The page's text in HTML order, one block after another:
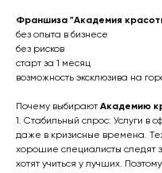
Франшиза "Академия
без опыта в бизнесе
без рисков
старт за 1 месяц
возможность эксклюзива на
Почему выбирают Академию
1. Стабильный спрос: Услуги в
даже в кризисные времена.
хорошие специалисты следят
хотят учиться у лучших.